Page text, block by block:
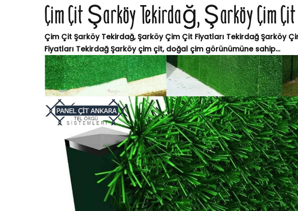
Çim Çit Şarköy Tekirdağ, Şarköy Çim
Çim Çit Şarköy Tekirdağ, Şarköy Çim Çit Fiyatları Tekirdağ Şarköy
Fiyatları Tekirdağ Şarköy çim çit, doğal çim görünümüne sahip...